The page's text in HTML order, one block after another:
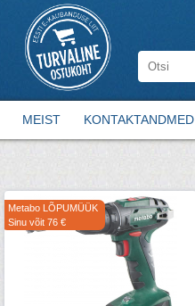
MEIST KONTAKTANDMED
Metabo LÕPUMÜÜK
Sinu võit 76 €